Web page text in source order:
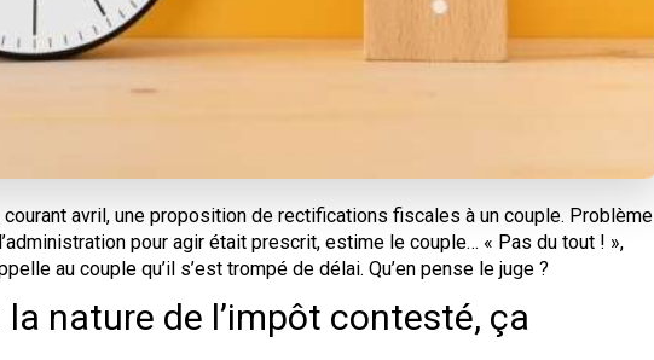
avril, une proposition de rectifications fiscales à un couple. Problème
pour agir était prescrit, estime le couple… « Pas du tout ! »,
au couple qu’il s’est trompé de délai. Qu’en pense le juge ?
la nature de l’impôt contesté, ça